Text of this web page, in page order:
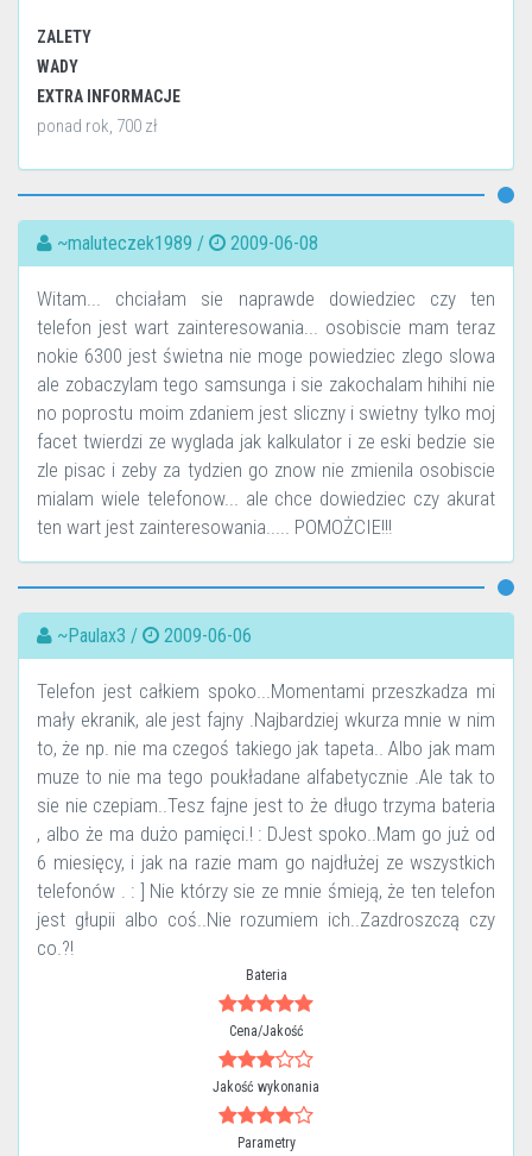
ZALETY
WADY
EXTRA INFORMACJE
ponad rok, 700 zł
~maluteczek1989 / 2009-06-08
Witam... chciałam sie naprawde dowiedziec czy ten
telefon jest wart zainteresowania... osobiscie mam teraz
nokie 6300 jest świetna nie moge powiedziec zlego slowa
ale zobaczylam tego samsunga i sie zakochalam hihihi nie
no poprostu moim zdaniem jest sliczny i swietny tylko moj
facet twierdzi ze wyglada jak kalkulator i ze eski bedzie sie
zle pisac i zeby za tydzien go znow nie zmienila osobiscie
mialam wiele telefonow... ale chce dowiedziec czy akurat
ten wart jest zainteresowania..... POMOŻCIE!!!
~Paulax3 / 2009-06-06
Telefon jest całkiem spoko...Momentami przeszkadza mi
mały ekranik, ale jest fajny .Najbardziej wkurza mnie w nim
to, że np. nie ma czegoś takiego jak tapeta.. Albo jak mam
muze to nie ma tego poukładane alfabetycznie .Ale tak to
sie nie czepiam..Tesz fajne jest to że długo trzyma bateria
, albo że ma dużo pamięci.! : DJest spoko..Mam go już od
6 miesięcy, i jak na razie mam go najdłużej ze wszystkich
telefonów . : ] Nie którzy sie ze mnie śmieją, że ten telefon
jest głupii albo coś..Nie rozumiem ich..Zazdroszczą czy
co.?!
Bateria
Cena/Jakość
Jakość wykonania
Parametry